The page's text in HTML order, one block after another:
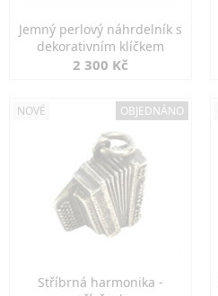
Jemný perlový náhrdelník s
dekorativním klíčkem
2 300 Kč
NOVÉ OBJEDNÁNO
Stříbrná harmonika -